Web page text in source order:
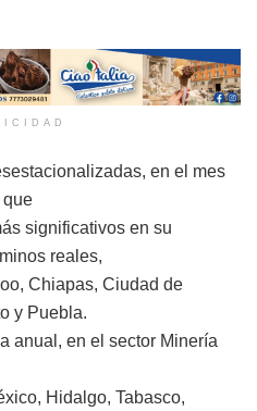
en el mes
que
significativos en su
reales,
Chiapas, Ciudad de
y Puebla.
anual, en el sector Minería
Hidalgo, Tabasco,